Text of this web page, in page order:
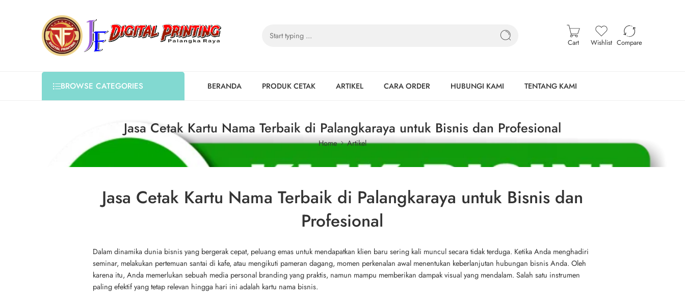
Cart Wishlist Compare
BROWSE CATEGORIES BERANDA PRODUK CETAK ARTIKEL CARA ORDER HUBUNGI KAMI TENTANG KAMI
Jasa Cetak Kartu Nama Terbaik di Palangkaraya untuk Bisnis dan Profesional
Home Artikel
Jasa Cetak Kartu Nama Terbaik di Palangkaraya untuk Bisnis dan
Profesional
Dalam dinamika dunia bisnis yang bergerak cepat, peluang emas untuk mendapatkan klien baru sering kali muncul secara tidak terduga. Ketika Anda menghadiri
seminar, melakukan pertemuan santai di kafe, atau mengikuti pameran dagang, momen perkenalan awal menentukan keberlanjutan hubungan bisnis Anda. Oleh
karena itu, Anda memerlukan sebuah media personal branding yang praktis, namun mampu memberikan dampak visual yang mendalam. Salah satu instrumen
paling efektif yang tetap relevan hingga hari ini adalah kartu nama bisnis.